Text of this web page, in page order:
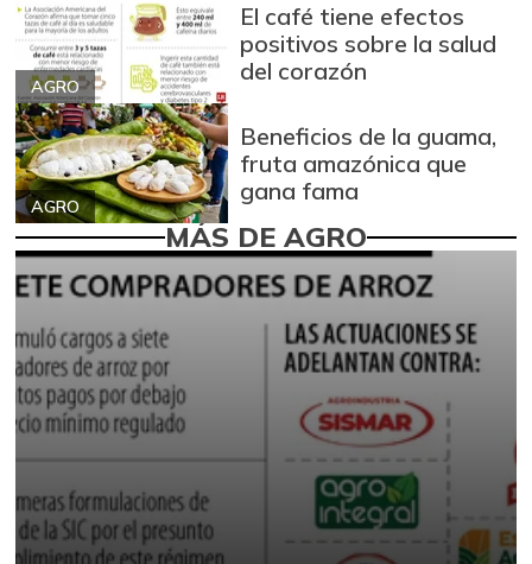
AGRO
El café tiene efectos
positivos sobre la salud
del corazón
AGRO
Beneficios de la guama,
fruta amazónica que
gana fama
MÁS DE AGRO